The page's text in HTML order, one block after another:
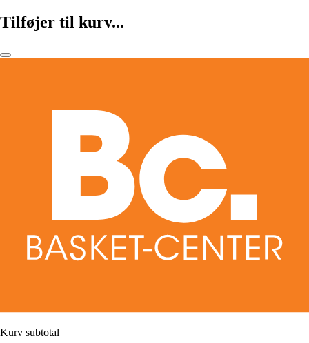
Tilføjer til kurv...
Kurv subtotal